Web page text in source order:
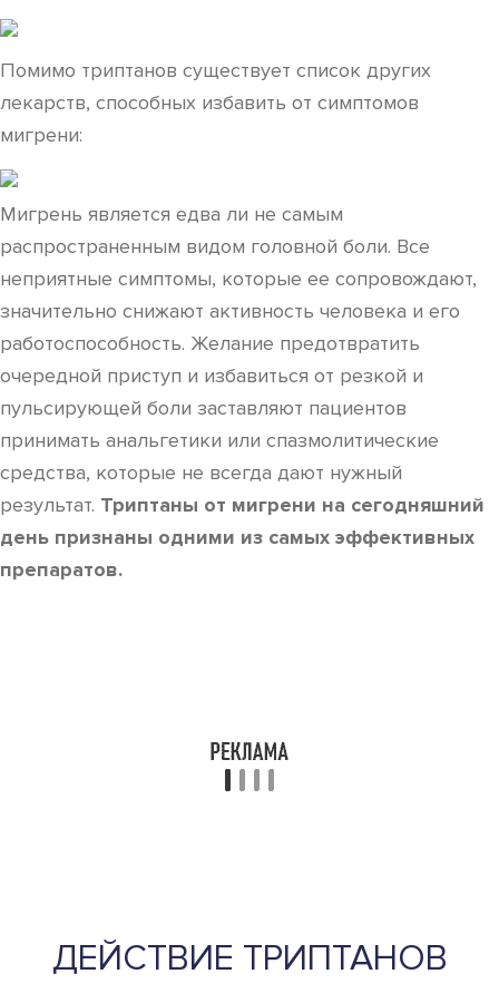
Помимо триптанов существует список других
лекарств, способных избавить от симптомов
мигрени:
Мигрень является едва ли не самым
распространенным видом головной боли. Все
неприятные симптомы, которые ее сопровождают,
значительно снижают активность человека и его
работоспособность. Желание предотвратить
очередной приступ и избавиться от резкой и
пульсирующей боли заставляют пациентов
принимать анальгетики или спазмолитические
средства, которые не всегда дают нужный
результат. Триптаны от мигрени на сегодняшний
день признаны одними из самых эффективных
препаратов.
ДЕЙСТВИЕ ТРИПТАНОВ